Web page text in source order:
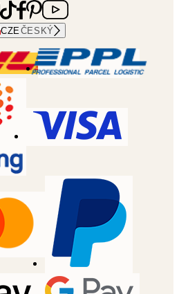
CZE ČESKÝ